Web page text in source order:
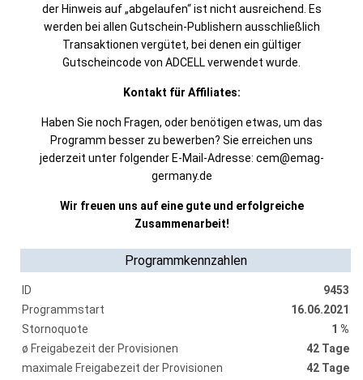
der Hinweis auf „abgelaufen“ ist nicht ausreichend. Es
werden bei allen Gutschein-Publishern ausschließlich
Transaktionen vergütet, bei denen ein gültiger
Gutscheincode von ADCELL verwendet wurde.
Kontakt für Affiliates:
Haben Sie noch Fragen, oder benötigen etwas, um das
Programm besser zu bewerben? Sie erreichen uns
jederzeit unter folgender E-Mail-Adresse: cem@emag-
germany.de
Wir freuen uns auf eine gute und erfolgreiche
Zusammenarbeit!
Programmkennzahlen
ID
9453
Programmstart
16.06.2021
Stornoquote
1 %
ø Freigabezeit der Provisionen
42 Tage
maximale Freigabezeit der Provisionen
42 Tage